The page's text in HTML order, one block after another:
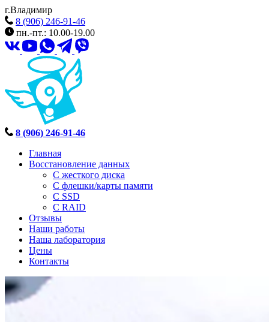
г.Владимир
8 (906) 246-91-46
пн.-пт.: 10.00-19.00
8 (906) 246-91-46
Главная
Восстановление данных
С жесткого диска
С флешки/карты памяти
С SSD
С RAID
Отзывы
Наши работы
Наша лаборатория
Цены
Контакты